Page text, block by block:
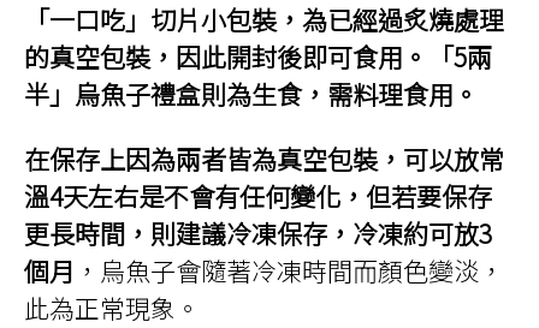
「一口吃」切片小包裝，為已經過炙燒處理
的真空包裝，因此開封後即可食用。「5兩
半」烏魚子禮盒則為生食，需料理食用。
在保存上因為兩者皆為真空包裝，可以放常
溫4天左右是不會有任何變化，但若要保存
更長時間，則建議冷凍保存，冷凍約可放3
個月 ，烏魚子會隨著冷凍時間而顏色變淡，
此為正常現象。